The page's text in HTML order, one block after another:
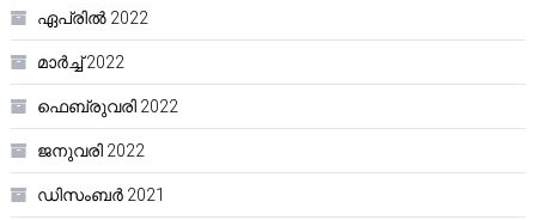
ഏപ്രിൽ 2022
മാർച്ച്‌ 2022
ഫെബ്രുവരി 2022
ജനുവരി 2022
ഡിസംബർ 2021